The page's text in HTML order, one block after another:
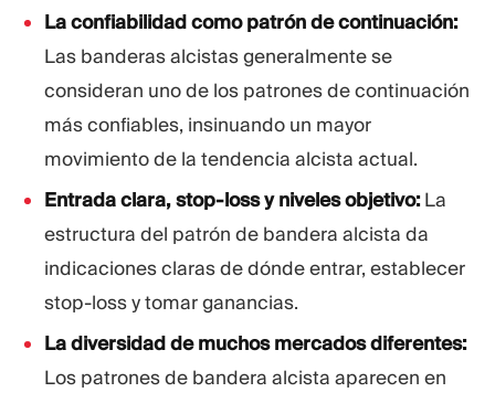
La confiabilidad como patrón de continuación:
Las banderas alcistas generalmente se
consideran uno de los patrones de continuación
más confiables, insinuando un mayor
movimiento de la tendencia alcista actual.
Entrada clara, stop-loss y niveles objetivo:La
estructura del patrón de bandera alcista da
indicaciones claras de dónde entrar, establecer
stop-loss y tomar ganancias.
La diversidad de muchos mercados diferentes:
Los patrones de bandera alcista aparecen en